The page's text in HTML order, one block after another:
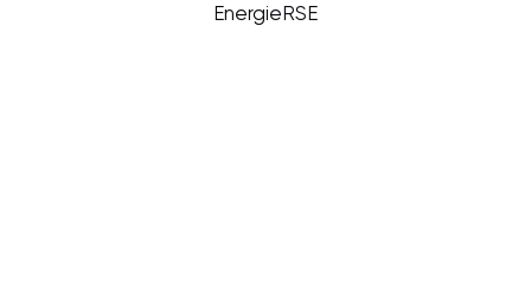
EnergieRSE